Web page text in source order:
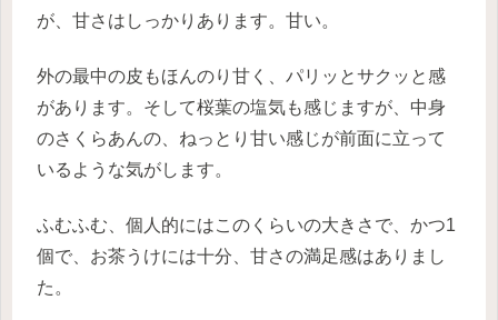
が、甘さはしっかりあります。甘い。
外の最中の皮もほんのり甘く、パリッとサクッと感
があります。そして桜葉の塩気も感じますが、中身
のさくらあんの、ねっとり甘い感じが前面に立って
いるような気がします。
ふむふむ、個人的にはこのくらいの大きさで、かつ1
個で、お茶うけには十分、甘さの満足感はありまし
た。